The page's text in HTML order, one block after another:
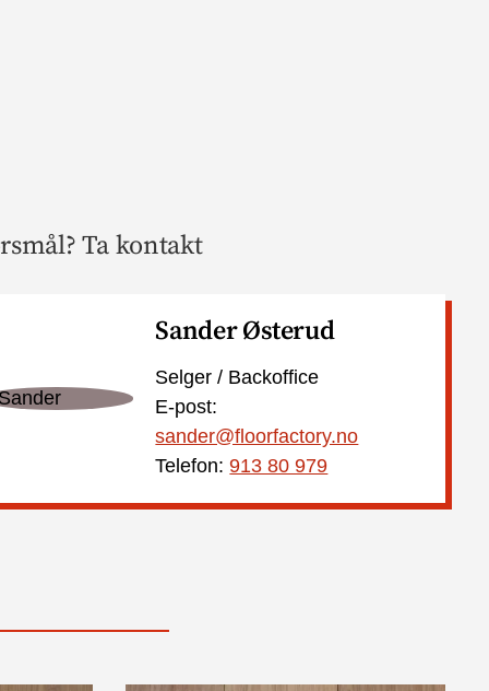
Ta kontakt
Sander Østerud
Selger / Backoffice
E-post:
sander@floorfactory.no
Telefon:913 80 979